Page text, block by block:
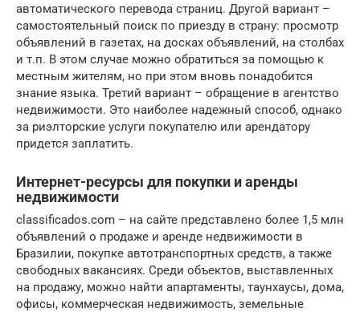
автоматического перевода страниц. Другой вариант –
самостоятельный поиск по приезду в страну: просмотр
объявлений в газетах, на досках объявлений, на столбах
и т.п. В этом случае можно обратиться за помощью к
местным жителям, но при этом вновь понадобится
знание языка. Третий вариант – обращение в агентство
недвижимости. Это наиболее надежный способ, однако
за риэлторские услуги покупателю или арендатору
придется заплатить.
Интернет-ресурсы для покупки и аренды
недвижимости
classificados.com – на сайте представлено более 1,5 млн
объявлений о продаже и аренде недвижимости в
Бразилии, покупке автотранспортных средств, а также
свободных вакансиях. Среди объектов, выставленных
на продажу, можно найти апартаменты, таунхаусы, дома,
офисы, коммерческая недвижимость, земельные